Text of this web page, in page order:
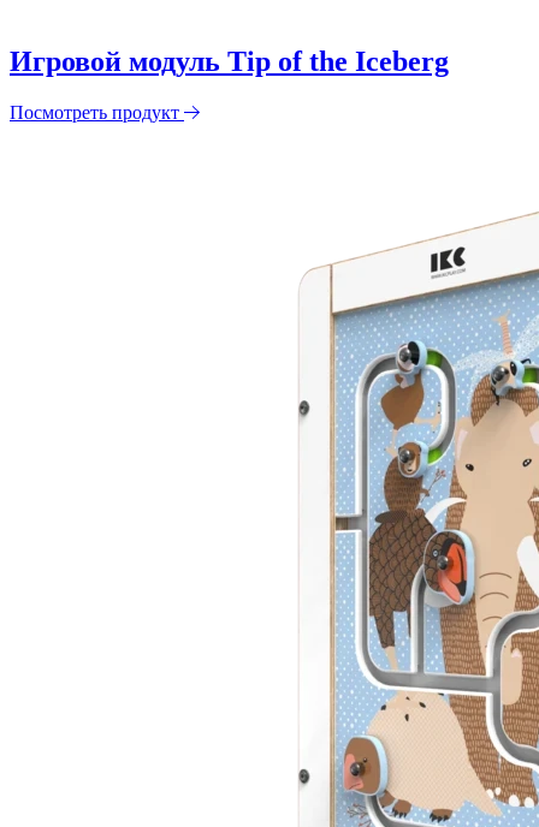
Игровой модуль Tip of the Iceberg
Посмотреть продукт